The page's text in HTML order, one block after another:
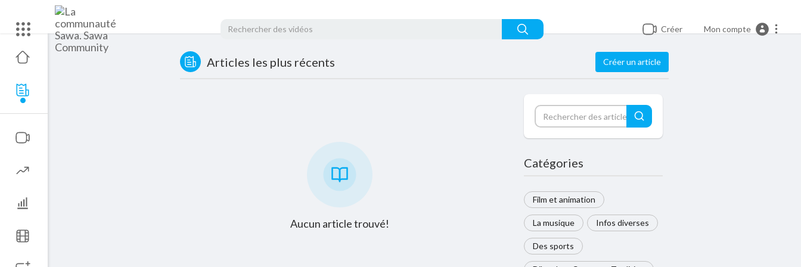
Créer Mon compte
Articles les plus récents Créer un article
Aucun article trouvé!
Catégories
Film et animation
La musique Infos diverses
Des sports